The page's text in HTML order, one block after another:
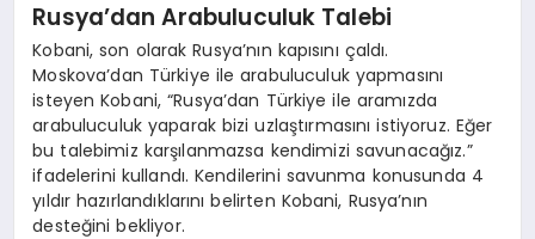
Rusya’dan Arabuluculuk Talebi
Kobani, son olarak Rusya’nın kapısını çaldı.
Moskova’dan Türkiye ile arabuluculuk yapmasını
isteyen Kobani, “Rusya’dan Türkiye ile aramızda
arabuluculuk yaparak bizi uzlaştırmasını istiyoruz. Eğer
bu talebimiz karşılanmazsa kendimizi savunacağız.”
ifadelerini kullandı. Kendilerini savunma konusunda 4
yıldır hazırlandıklarını belirten Kobani, Rusya’nın
desteğini bekliyor.